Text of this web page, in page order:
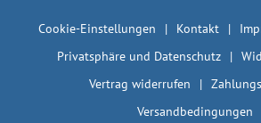
Cookie-Einstellungen Kontakt
Privatsphäre und Datenschutz
Vertrag widerrufen
Versandbedingungen